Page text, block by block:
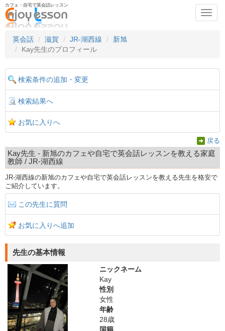
カフェ・自宅で英会話レッスン
英会話
滋賀 JR-湖西線
新旭
Kay先生のプロフィール
検索条件の追加・変更
検索結果へ
お気に入りへ
戻る
Kay先生 - 新旭のカフェや自宅で英会話レッスンを教える家庭
教師 / JR-湖西線
JR-湖西線の新旭のカフェや自宅で英会話レッスンを教える先生を格安で
ご紹介しています。
この先生に質問
お気に入りへ追加
先生の基本情報
ニックネーム
Kay
性別
女性
年齢
28歳